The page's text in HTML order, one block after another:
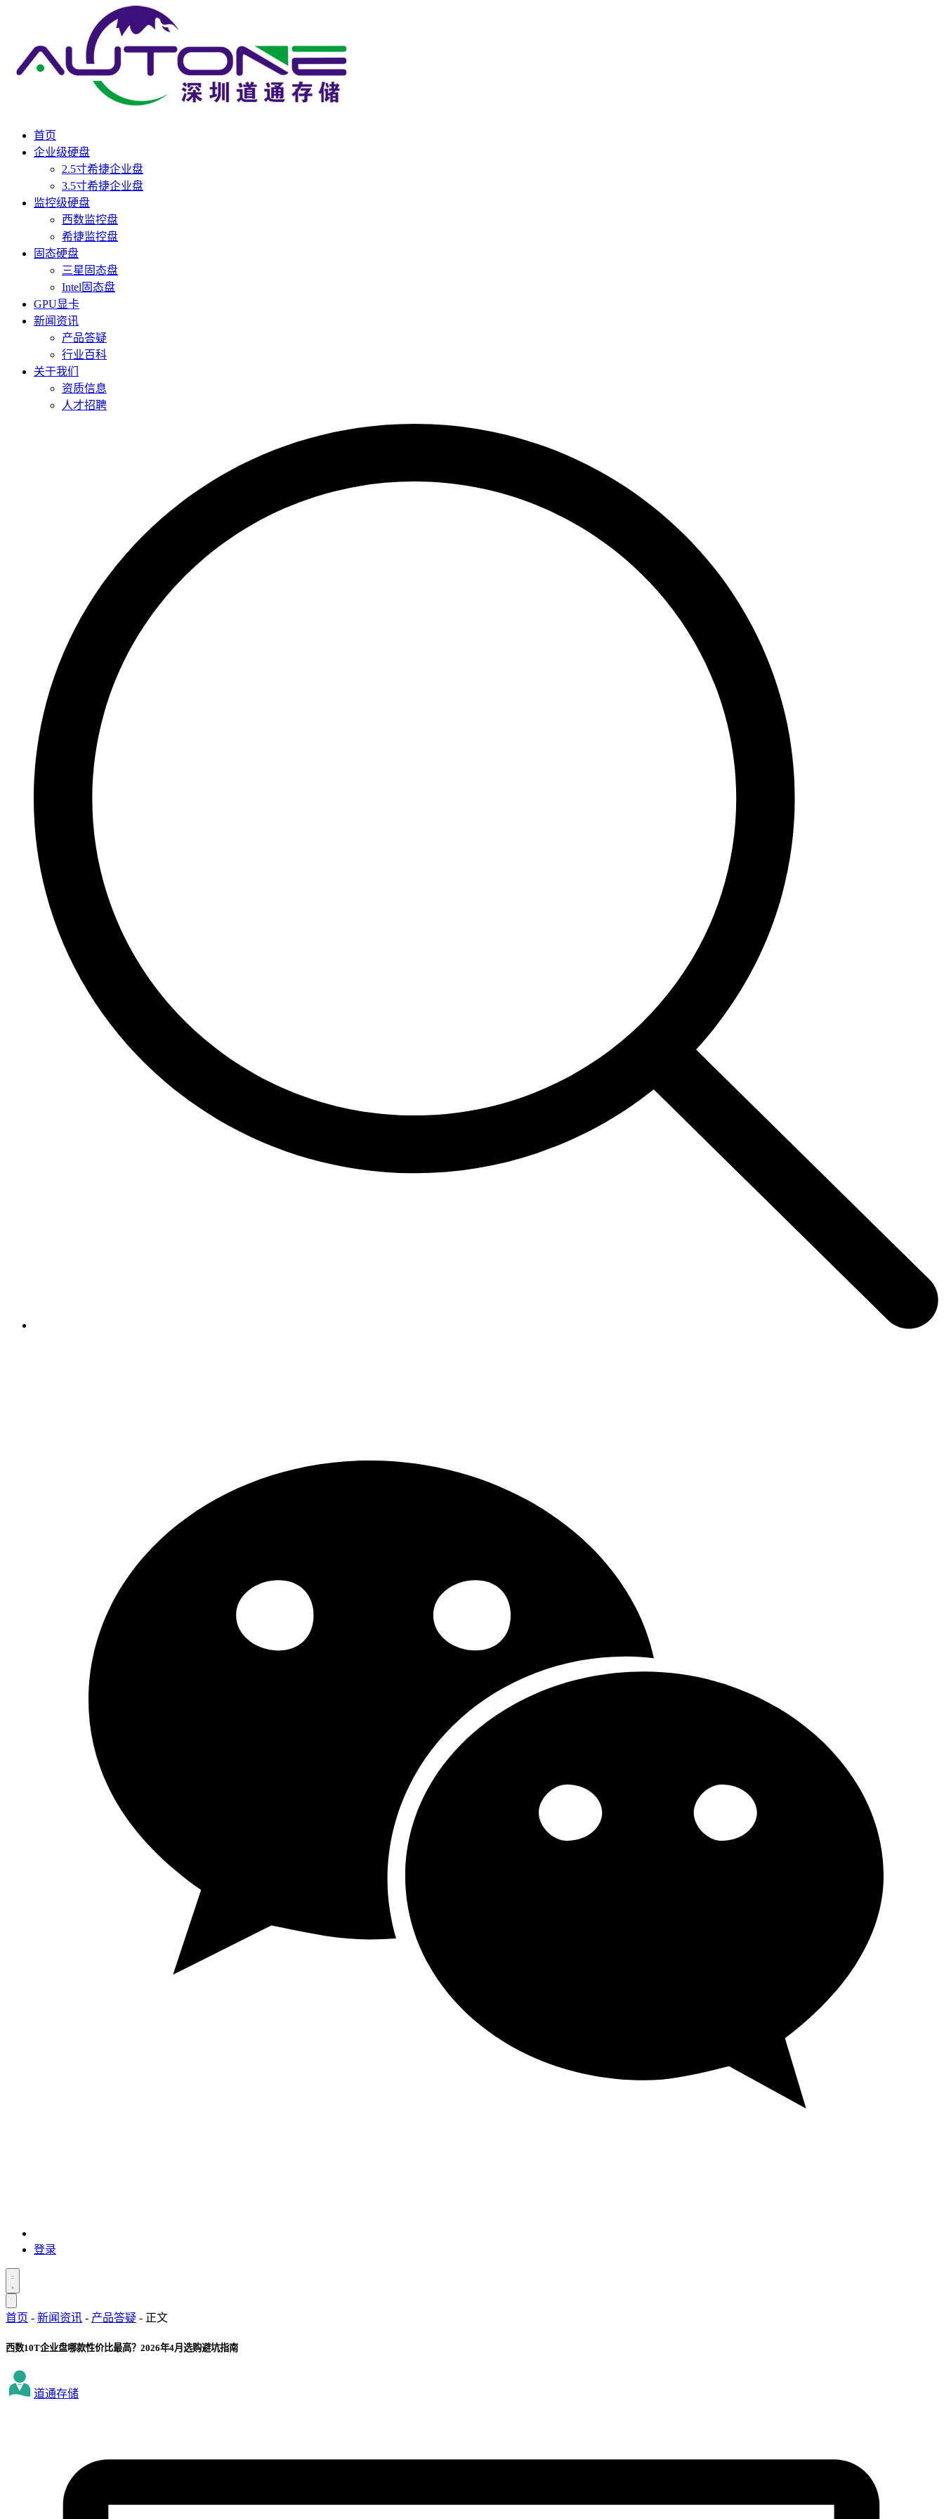
首页
企业级硬盘
2.5寸希捷企业盘
3.5寸希捷企业盘
监控级硬盘
西数监控盘
希捷监控盘
固态硬盘
三星固态盘
Intel固态盘
GPU显卡
新闻资讯
产品答疑
行业百科
关于我们
资质信息
人才招聘
登录
首页 - 新闻资讯 - 产品答疑 - 正文
西数10T企业盘哪款性价比最高？2026年4月选购避坑指南
道通存储